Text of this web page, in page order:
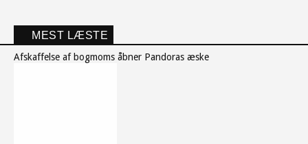
MEST LÆSTE
Afskaffelse af bogmoms åbner Pandoras æske